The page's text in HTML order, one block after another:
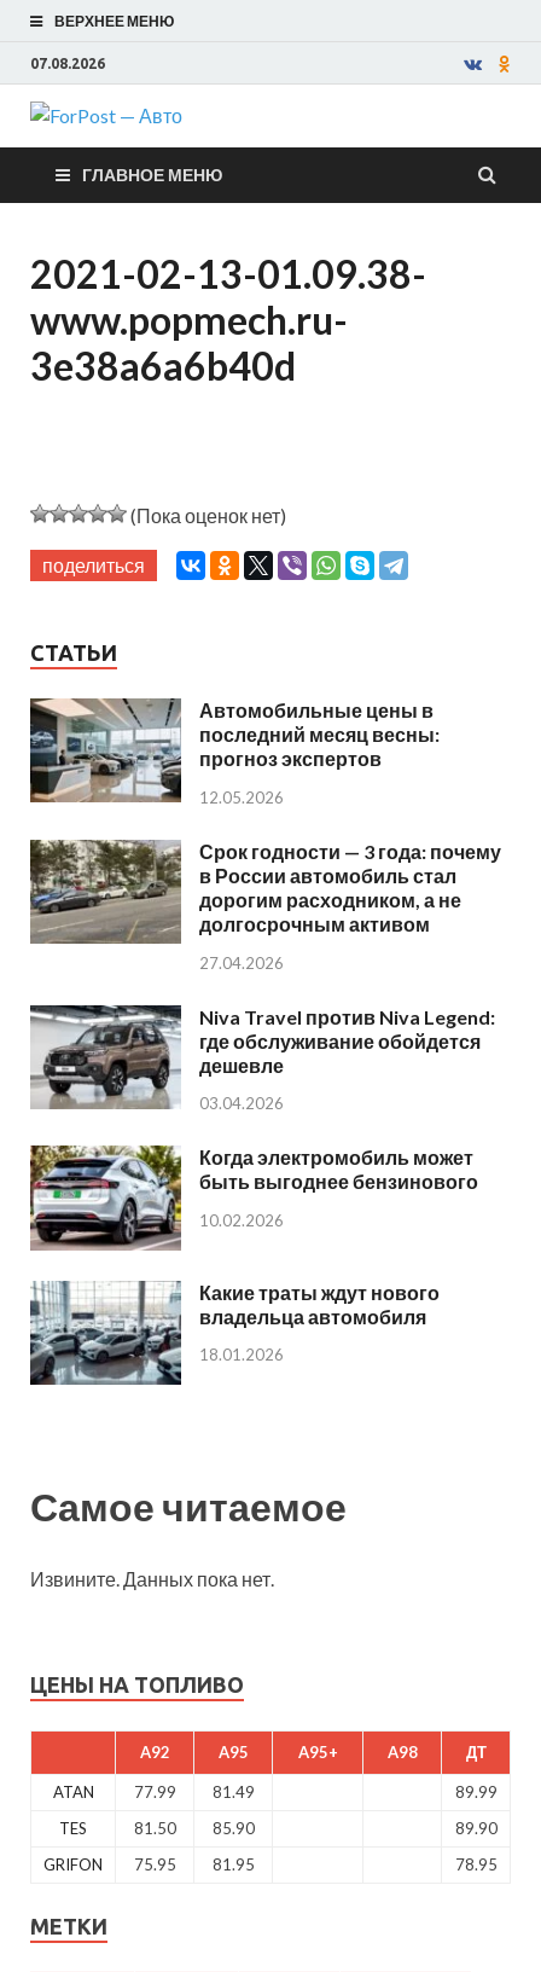
ВЕРХНЕЕ МЕНЮ
07.08.2026
ForPost —
Авто
ГЛАВНОЕ МЕНЮ
2021-02-13-01.09.38-
www.popmech.ru-
3e38a6a6b40d
(Пока оценок нет)
поделиться
СТАТЬИ
Автомобильные цены в
последний месяц весны:
прогноз экспертов
12.05.2026
Срок годности — 3 года: почему
в России автомобиль стал
дорогим расходником, а не
долгосрочным активом
27.04.2026
Niva Travel против Niva Legend:
где обслуживание обойдется
дешевле
03.04.2026
Когда электромобиль может
быть выгоднее бензинового
10.02.2026
Какие траты ждут нового
владельца автомобиля
18.01.2026
Самое читаемое
Извините. Данных пока нет.
ЦЕНЫ НА ТОПЛИВО
A92 A95 A95+ A98 ДТ
ATAN 77.99 81.49
89.99
TES
81.50 85.90
89.90
GRIFON
75.95 81.95 78.95
МЕТКИ